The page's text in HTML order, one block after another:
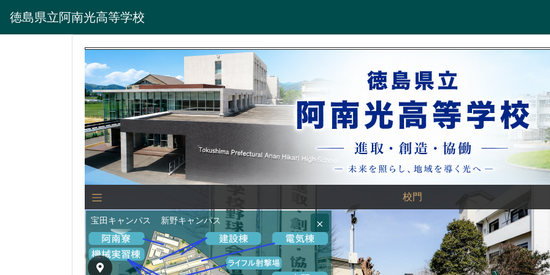
徳島県立阿南光高等学校